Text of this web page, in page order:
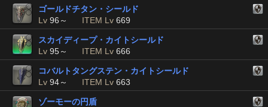
ゴールドチタン・シールド
Lv 96～ ITEM Lv 669
スカイディープ・カイトシールド
Lv 95～ ITEM Lv 666
コバルトタングステン・カイトシールド
Lv 94～ ITEM Lv 663
ゾーモーの円盾